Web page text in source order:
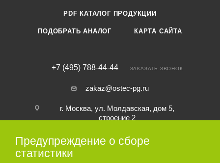
PDF КАТАЛОГ ПРОДУКЦИИ
ПОДОБРАТЬ АНАЛОГ КАРТА САЙТА
+7 (495) 788-44-44 ЗАКАЗАТЬ ЗВОНОК
zakaz@ostec-pg.ru
г. Москва, ул. Молдавская, дом 5,
строение 2
ПОДПИСАТЬСЯ НА РАССЫЛКУ
Предупреждение о сборе
статистики